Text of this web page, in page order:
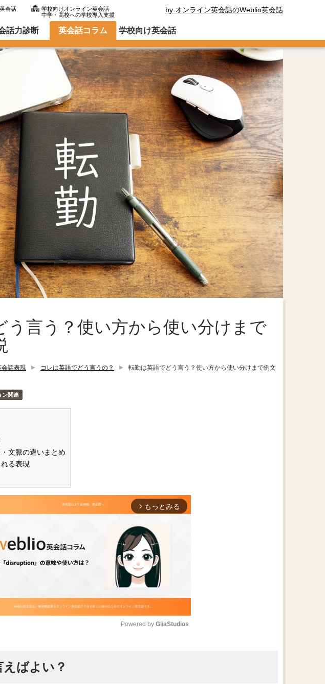
会話
学校向けオンライン英会話
中学・高校への学校導入支援
by オンライン英会話のWeblio英会話
話力診断 英会話コラム 学校向け英会話
う言う？使い方から使い分けまで
話表現 コレは英語でどう言うの？
転勤は英語でどう言う？使い方から使い分けまで例文
ン関連
文脈の違いまとめ
る表現
arrow_forward_ios もっとみる
Powered by GliaStudios
ばよい？